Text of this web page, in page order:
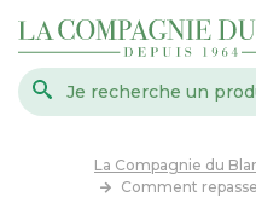
La Compagnie du
Comment